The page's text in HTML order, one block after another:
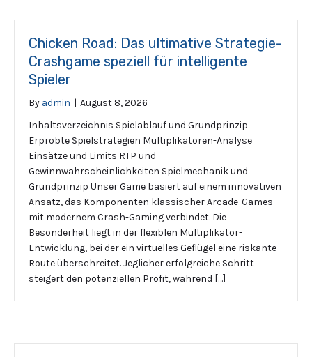
Chicken Road: Das ultimative Strategie-
Crashgame speziell für intelligente
Spieler
By admin | August 8, 2026
Inhaltsverzeichnis Spielablauf und Grundprinzip
Erprobte Spielstrategien Multiplikatoren-Analyse
Einsätze und Limits RTP und
Gewinnwahrscheinlichkeiten Spielmechanik und
Grundprinzip Unser Game basiert auf einem innovativen
Ansatz, das Komponenten klassischer Arcade-Games
mit modernem Crash-Gaming verbindet. Die
Besonderheit liegt in der flexiblen Multiplikator-
Entwicklung, bei der ein virtuelles Geflügel eine riskante
Route überschreitet. Jeglicher erfolgreiche Schritt
steigert den potenziellen Profit, während […]